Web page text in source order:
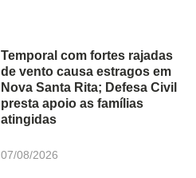
Temporal com fortes rajadas
de vento causa estragos em
Nova Santa Rita; Defesa Civil
presta apoio as famílias
atingidas
07/08/2026